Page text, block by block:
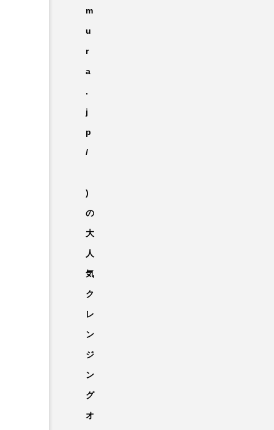
m
u
r
a
.
j
p
/
)
の
大
人
気
ク
レ
ン
ジ
ン
グ
オ